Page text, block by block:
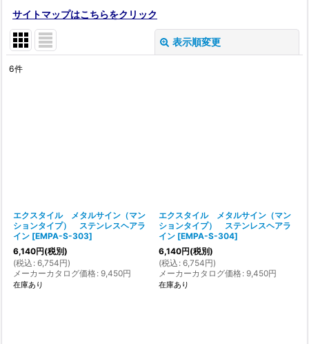
サイトマップはこちらをクリック
表示順変更
6件
エクスタイル メタルサイン（マン
ションタイプ） ステンレスヘアラ
イン [EMPA-S-303]
6,140円(税別)
(税込 : 6,754円)
メーカーカタログ価格: 9,450円
在庫あり
エクスタイル メタルサイン（マン
ションタイプ） ステンレスヘアラ
イン [EMPA-S-304]
6,140円(税別)
(税込 : 6,754円)
メーカーカタログ価格: 9,450円
在庫あり